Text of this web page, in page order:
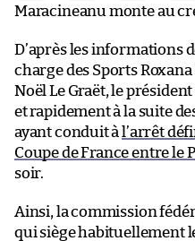
Maracineanu monte au
D’après les informations
charge des Sports
Noël Le Graët, le
et rapidement à la suite
ayant conduit à l’arrêt
Coupe de France entre le
soir.
Ainsi, la commission
qui siège habituellement